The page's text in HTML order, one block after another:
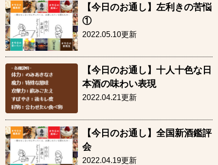
【今日のお通し】左利きの苦悩
①
2022.05.10更新
【今日のお通し】十人十色な日
本酒の味わい表現
2022.04.21更新
【今日のお通し】全国新酒鑑評
会
2022.04.19更新